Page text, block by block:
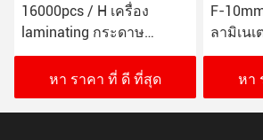
16000pcs / H เครื่อง
laminating กระดาษ
กระดาษกระดาษ
corrugated GW-1450L
หา ราคา ที่ ดี ที่สุด
F-
ลามิเน
นาที
หา